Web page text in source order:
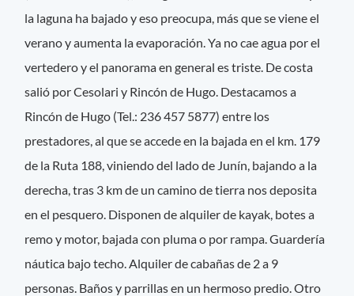
la laguna ha bajado y eso preocupa, más que se viene el
verano y aumenta la evaporación. Ya no cae agua por el
vertedero y el panorama en general es triste. De costa
salió por Cesolari y Rincón de Hugo. Destacamos a
Rincón de Hugo (Tel.: 236 457 5877) entre los
prestadores, al que se accede en la bajada en el km. 179
de la Ruta 188, viniendo del lado de Junín, bajando a la
derecha, tras 3 km de un camino de tierra nos deposita
en el pesquero. Disponen de alquiler de kayak, botes a
remo y motor, bajada con pluma o por rampa. Guardería
náutica bajo techo. Alquiler de cabañas de 2 a 9
personas. Baños y parrillas en un hermoso predio. Otro